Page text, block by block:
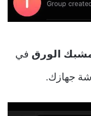
مشبك الورق في
جهازك.